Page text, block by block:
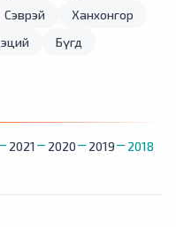
Сэврэй
Ханхонгор
Бүгд
2021 2020 2019
2018